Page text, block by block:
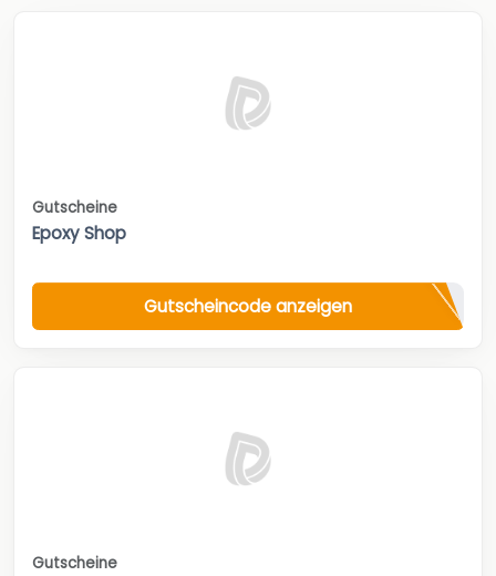
Gutscheine
Epoxy Shop
Gutscheincode anzeigen
Gutscheine